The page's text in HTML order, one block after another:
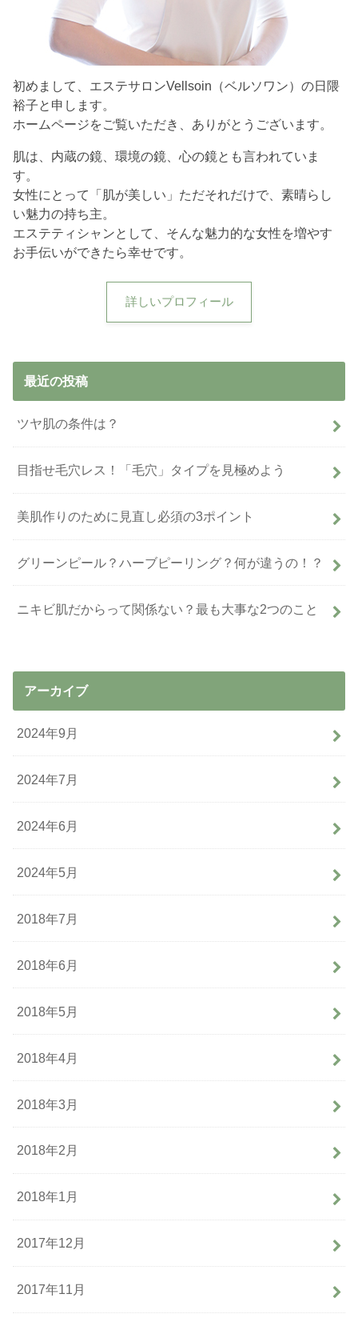
初めまして、エステサロンVellsoin（ベルソワン）の日隈
裕子と申します。
ホームページをご覧いただき、ありがとうございます。
肌は、内蔵の鏡、環境の鏡、心の鏡とも言われていま
す。
女性にとって「肌が美しい」ただそれだけで、素晴らし
い魅力の持ち主。
エステティシャンとして、そんな魅力的な女性を増やす
お手伝いができたら幸せです。
詳しいプロフィール
最近の投稿
ツヤ肌の条件は？
目指せ毛穴レス！「毛穴」タイプを見極めよう
美肌作りのために見直し必須の3ポイント
グリーンピール？ハーブピーリング？何が違うの！？
ニキビ肌だからって関係ない？最も大事な2つのこと
アーカイブ
2024年9月
2024年7月
2024年6月
2024年5月
2018年7月
2018年6月
2018年5月
2018年4月
2018年3月
2018年2月
2018年1月
2017年12月
2017年11月